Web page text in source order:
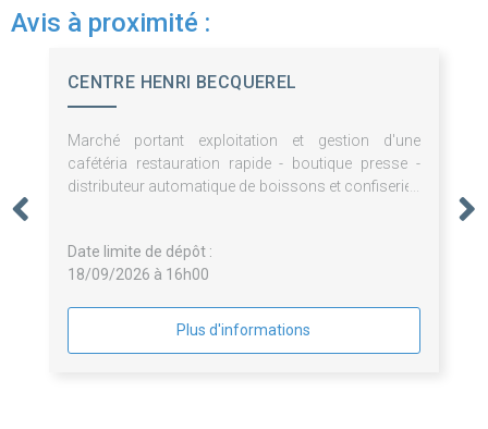
Avis à proximité :
CENTRE HENRI BECQUEREL
Marché portant exploitation et gestion d'une
cafétéria restauration rapide - boutique presse -
distributeur automatique de boissons et confiseries
Date limite de dépôt :
18/09/2026 à 16h00
Plus d'informations